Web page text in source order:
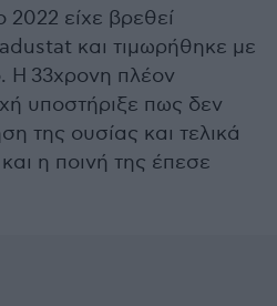
2022 είχε βρεθεί
και τιμωρήθηκε με
Η 33χρονη πλέον
υποστήριξε πως δεν
της ουσίας και τελικά
η ποινή της έπεσε